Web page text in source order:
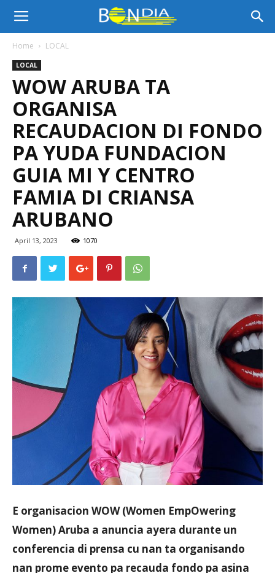
Bon
Dia
Aruba
Noticia
Home LOCAL
LOCAL
WOW ARUBA TA
ORGANISA
RECAUDACION DI FONDO
PA YUDA FUNDACION
GUIA MI Y CENTRO
FAMIA DI CRIANSA
ARUBANO
April 13, 2023 1070
E organisacion WOW (Women EmpOwering
Women) Aruba a anuncia ayera durante un
conferencia di prensa cu nan ta organisando
nan prome evento pa recauda fondo pa asina